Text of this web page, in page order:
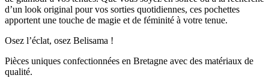
d’un look original pour vos sorties quotidiennes, ces pochettes
apportent une touche de magie et de féminité à votre tenue.
Osez l’éclat, osez Belisama !
Pièces uniques confectionnées en Bretagne avec des matériaux de
qualité.